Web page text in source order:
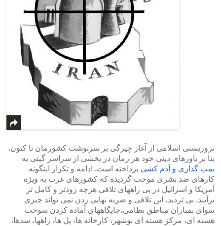
تروریستی اسلامی از آغاز چیرگی بر سرنوشت کشورمان تا کنون،
بنا بر باورهای دینی خود هر زمان در بخشی از سراسر گیتی به
بمب گذاری و آدم کشی پرداخته است. ادامه و تکرار اینگونه
کارهای ضد بشری موجب گردیده که کشورهای غرب به ویژه
آمریکا و اسرائیل در پی راههای تلافی هرچه زودتر و کامل تر
برآیند. بی تردید، این تلافی و ضربه نهایی زدن نمی تواند چیزی
سوای بمباران مناطق نظامی،جایگاههای آماده کردن سوخت
هسته ای، مرکز هسته ای بوشهر، کارخانه ها، پل ها، راهها، سدها،